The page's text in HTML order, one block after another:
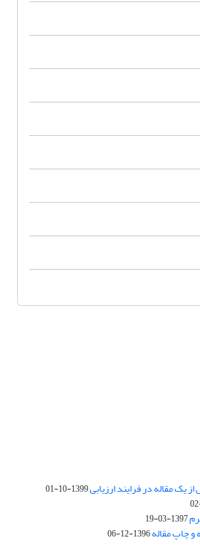
یک مقاله در فرایند ارزیابی1399-10-01
1397-03-19
و چاپ مقاله1396-12-06